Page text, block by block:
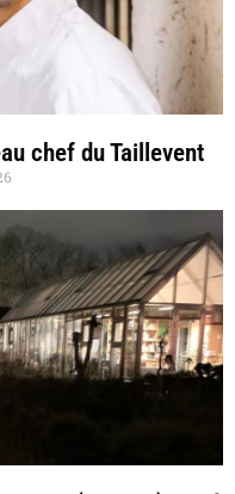
chef du Taillevent